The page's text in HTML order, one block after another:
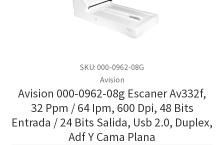
SKU: 000-0962-08G
Avision
Avision 000-0962-08g Escaner Av332f,
32 Ppm / 64 Ipm, 600 Dpi, 48 Bits
Entrada / 24 Bits Salida, Usb 2.0, Duplex,
Adf Y Cama Plana